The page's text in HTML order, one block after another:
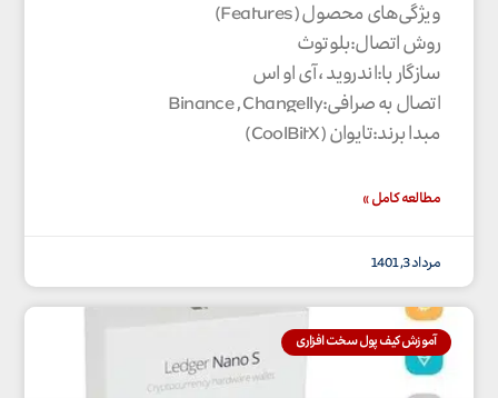
ویژگی‌های محصول (Features)
روش اتصال:بلوتوث
سازگار با:اندروید ، آی او اس
اتصال به صرافی:Binance , Changelly
مبدا برند:تایوان (CoolBitX)
مطالعه کامل »
مرداد 3, 1401
آموزش کیف پول سخت افزاری